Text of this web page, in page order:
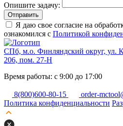
Опишите задачу:
Отправить
Я даю свое согласие на
ознакомился с Политикой
СПб, м.о. Финляндский округ, ул.
206, пом. 27-Н
Время работы: с 9:00 до 17:00
8(800)600-80-15
order-
Политика конфиденциальности